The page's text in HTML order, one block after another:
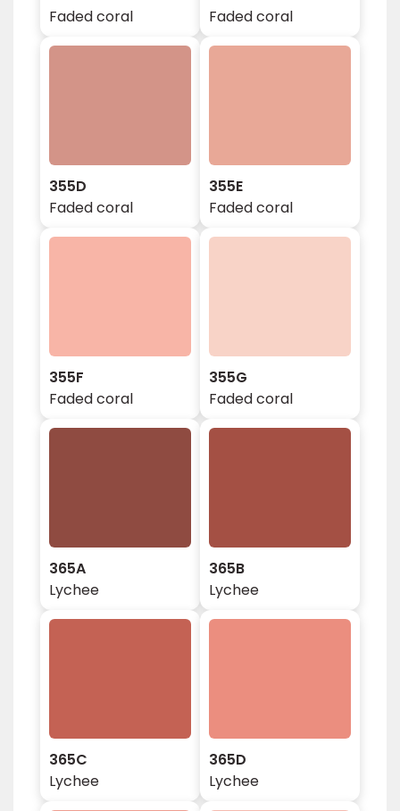
Faded coral
Faded coral
355D
Faded coral
355E
Faded coral
355F
Faded coral
355G
Faded coral
365A
Lychee
365B
Lychee
365C
Lychee
365D
Lychee